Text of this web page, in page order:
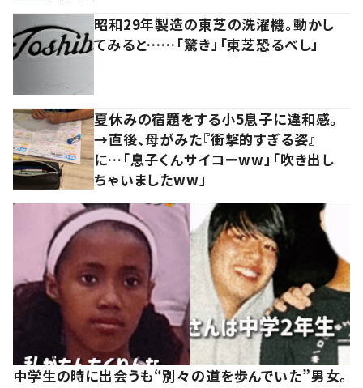
昭和29年製造の東芝の洗濯機。動かし
てみると……「驚き」「東芝恐るべし」
夏休みの宿題をする小5息子に違和感。
→直後、母がみた『衝撃的すぎる姿』
に…「息子くんサイコーww」「吹き出し
ちゃいましたww」
中学生の時に出会うも“別々の道を歩んでいた”男女。